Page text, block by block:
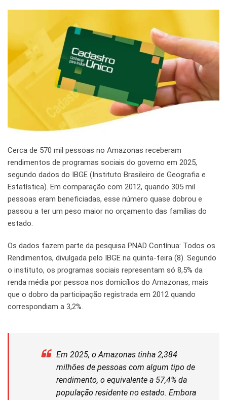
Cerca de 570 mil pessoas no Amazonas receberam
rendimentos de programas sociais do governo em 2025,
segundo dados do IBGE (Instituto Brasileiro de Geografia e
Estatística). Em comparação com 2012, quando 305 mil
pessoas eram beneficiadas, esse número quase dobrou e
passou a ter um peso maior no orçamento das famílias do
estado.
Os dados fazem parte da pesquisa PNAD Contínua: Todos os
Rendimentos, divulgada pelo IBGE na quinta-feira (8). Segundo
o instituto, os programas sociais representam só 8,5% da
renda média por pessoa nos domicílios do Amazonas, mais
que o dobro da participação registrada em 2012 quando
correspondiam a 3,2%.
Em 2025, o Amazonas tinha 2,384
milhões de pessoas com algum tipo de
rendimento, o equivalente a 57,4% da
população residente no estado. Embora